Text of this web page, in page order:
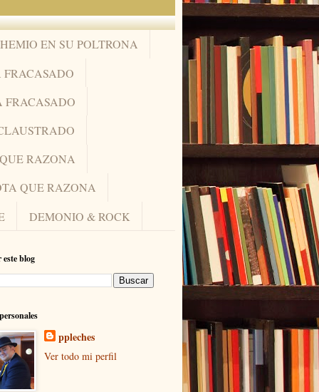
EN SU POLTRONA
FRACASADO
FRACASADO
RAZONA
QUE RAZONA
DEMONIO & ROCK
este blog
ppleches
Ver todo mi perfil